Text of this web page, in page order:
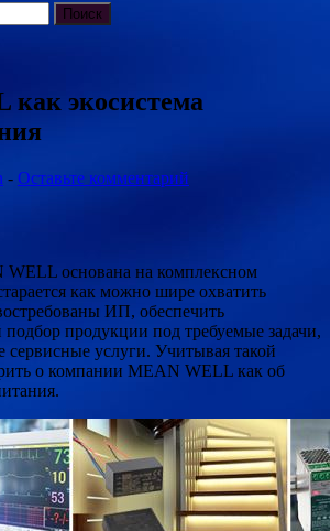
экосистема
- Оставьте комментарий
WELL основана на комплексном
как можно шире охватить
ИП, обеспечить
продукции под требуемые задачи,
сервисные услуги. Учитывая такой
о компании MEAN WELL как об